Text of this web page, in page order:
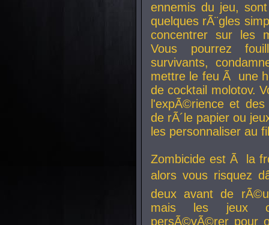
ennemis du jeu,
quelques rÃ¨gles
concentrer sur les
Vous pourrez
survivants,
mettre le feu Ã une
de cocktail molotov.
l'expÃ©rience et
de rÃ´le papier ou
les personnaliser au
Zombicide est Ã la
alors vous risquez
deux avant de
mais les jeux
persÃ©vÃ©rer pour